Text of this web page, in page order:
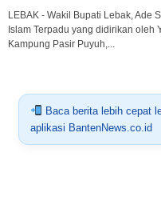
LEBAK - Wakil Bupati Lebak, Ade
Islam Terpadu yang didirikan oleh
Kampung Pasir Puyuh,...
Baca berita lebih cepat
aplikasi BantenNews.co.id